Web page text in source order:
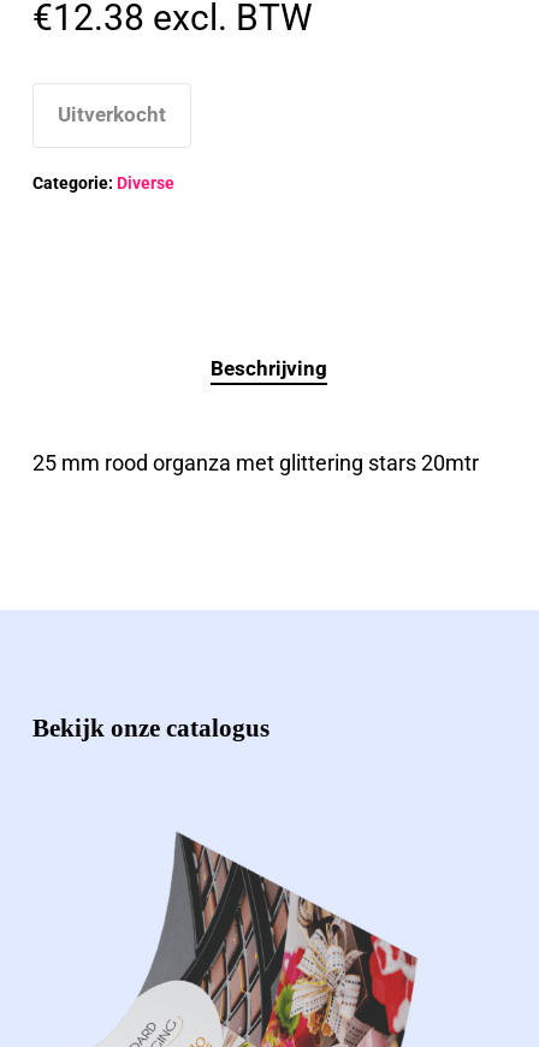
€12.38 excl. BTW
Uitverkocht
Categorie: Diverse
Beschrijving
25 mm rood organza met glittering stars 20mtr
Bekijk onze catalogus